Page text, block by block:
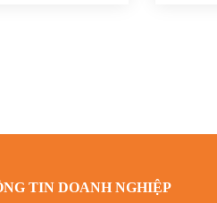
TIN DOANH NGHIỆP